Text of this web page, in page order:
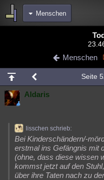
Menschen
Diskussionen
Chat Wiki Neuigkeiten
meine Rubriken
Menschen
Natur Umfragen
weitere Rubriken
Philosophie Träume
Menschen
Seite
Aldaris
lisschen schrieb:
Bei Kinderschändern/-
erstmal ins Gefängnis mit
(ohne, dass diese wissen
kommst jetzt auf den
über ihre Taten nach zu